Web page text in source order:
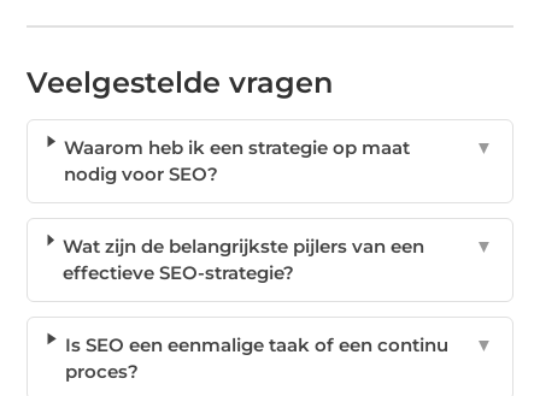
Veelgestelde vragen
Waarom heb ik een strategie op maat
nodig voor SEO?
▼
Wat zijn de belangrijkste pijlers van een
effectieve SEO-strategie?
▼
Is SEO een eenmalige taak of een continu
proces?
▼